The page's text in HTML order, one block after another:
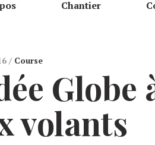
Chantier
Course
Globe
volants